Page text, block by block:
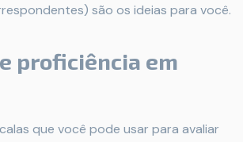
são os ideias para você.
proficiência em
que você pode usar para avaliar